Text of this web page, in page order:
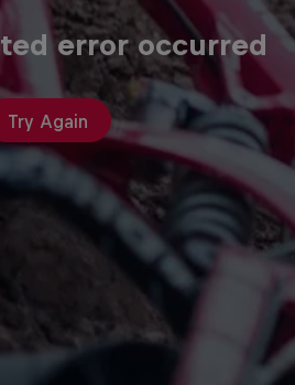
error occurred
Try Again